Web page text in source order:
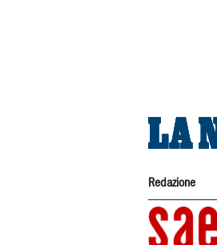
Redazione